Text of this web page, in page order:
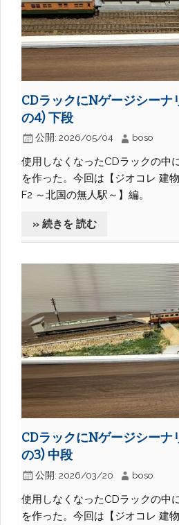
CDラックにNゲージシーナ
の4) 下段
公開: 2026/05/04 boso
使用しなくなったCDラックの中
を作った。今回は【ジオコレ 建
F2 ～北国の無人駅～】編。
» 続きを 読む
CDラックにNゲージシーナ
の3) 中段
公開: 2026/03/20 boso
使用しなくなったCDラックの中
を作った。今回は【ジオコレ 建